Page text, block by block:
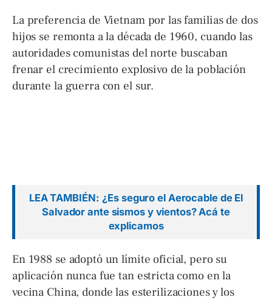
La preferencia de Vietnam por las familias de dos
hijos se remonta a la década de 1960, cuando las
autoridades comunistas del norte buscaban
frenar el crecimiento explosivo de la población
durante la guerra con el sur.
LEA TAMBIÉN: ¿Es seguro el Aerocable de El
Salvador ante sismos y vientos? Acá te
explicamos
En 1988 se adoptó un límite oficial, pero su
aplicación nunca fue tan estricta como en la
vecina China, donde las esterilizaciones y los